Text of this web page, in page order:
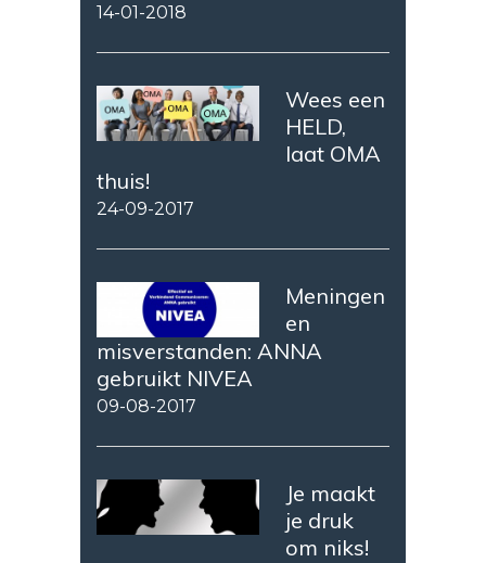
14-01-2018
Wees een
HELD,
laat OMA
thuis!
24-09-2017
Meningen
en
misverstanden: ANNA
gebruikt NIVEA
09-08-2017
Je maakt
je druk
om niks!